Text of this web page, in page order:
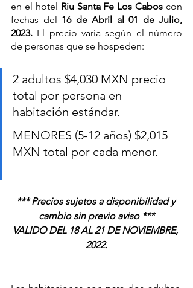
en el hotel Riu Santa Fe Los Cabos con
fechas del 16 de Abril al 01 de Julio,
2023. El precio varía según el número
de personas que se hospeden:
2 adultos $4,030 MXN precio
total por persona en
habitación estándar.
MENORES (5-12 años) $2,015
MXN total por cada menor.
*** Precios sujetos a disponibilidad y
cambio sin previo aviso ***
VALIDO DEL 18 AL 21 DE NOVIEMBRE,
2022.